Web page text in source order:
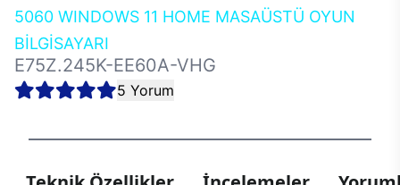
5060 WINDOWS 11 HOME MASAÜSTÜ OYUN
BİLGİSAYARI
E75Z.245K-EE60A-VHG
5 Yorum